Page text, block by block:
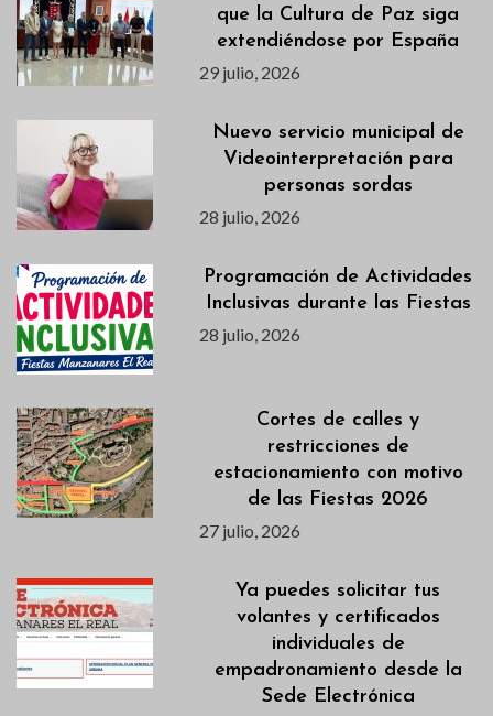
que la Cultura de Paz siga
extendiéndose por España
29 julio, 2026
Nuevo servicio municipal de
Videointerpretación para
personas sordas
28 julio, 2026
Programación de Actividades
Inclusivas durante las Fiestas
28 julio, 2026
Cortes de calles y
restricciones de
estacionamiento con motivo
de las Fiestas 2026
27 julio, 2026
Ya puedes solicitar tus
volantes y certificados
individuales de
empadronamiento desde la
Sede Electrónica